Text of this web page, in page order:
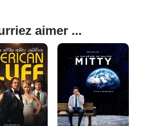
aimer ...